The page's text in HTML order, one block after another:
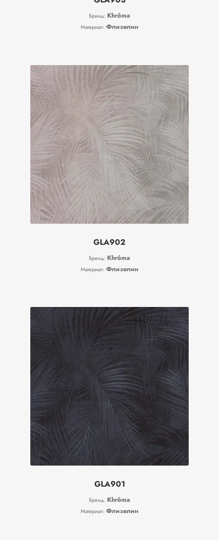
Бренд: Khrôma
Материал: Флизелин
GLA902
Бренд: Khrôma
Материал: Флизелин
GLA901
Бренд: Khrôma
Материал: Флизелин
Показать значение(я)